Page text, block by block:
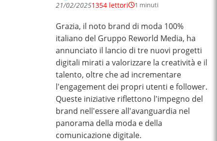
21/02/20251354 lettori 1 minuti
Grazia, il noto brand di moda 100%
italiano del Gruppo Reworld Media, ha
annunciato il lancio di tre nuovi progetti
digitali mirati a valorizzare la creatività e il
talento, oltre che ad incrementare
l'engagement dei propri utenti e follower.
Queste iniziative riflettono l'impegno del
brand nell'essere all'avanguardia nel
panorama della moda e della
comunicazione digitale.